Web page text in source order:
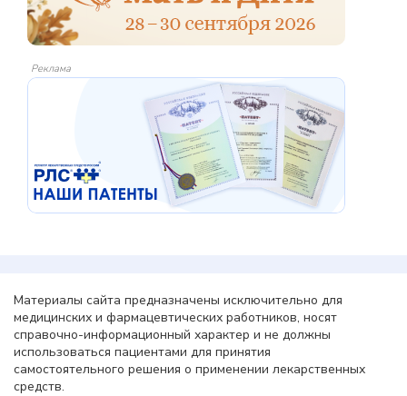
Реклама
Материалы сайта предназначены исключительно для
медицинских и фармацевтических работников, носят
справочно-информационный характер и не должны
использоваться пациентами для принятия
самостоятельного решения о применении лекарственных
средств.